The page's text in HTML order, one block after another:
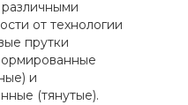
от технологии
прутки
и
(тянутые).